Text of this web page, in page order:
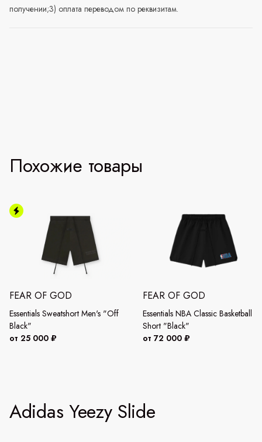
получении;3) оплата переводом по реквизитам.
Похожие товары
FEAR OF GOD
Essentials Sweatshort Men's "Off
Black"
от 25 000 ₽
FEAR OF GOD
Essentials NBA Classic Basketball
Short "Black"
от 72 000 ₽
Adidas Yeezy Slide